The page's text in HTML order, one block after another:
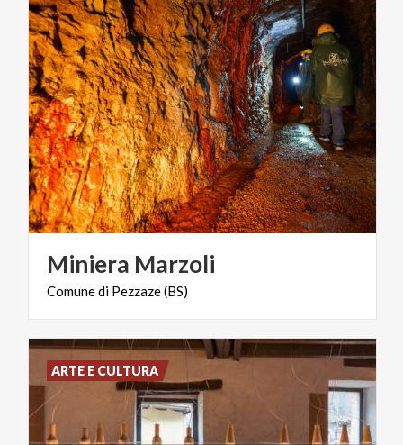
Miniera Marzoli
Comunedi Pezzaze(BS)
ARTE E CULTURA